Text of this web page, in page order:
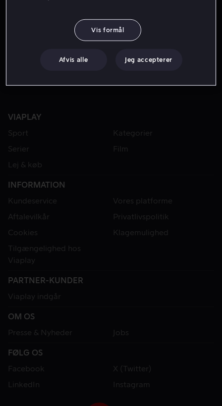
VIAPLAY
Sport
Kategorier
Serier
Film
Lej & køb
INFORMATION
Kundeservice
Vores platforme
Aftalevilkår
Privatlivspolitik
Cookies
Klagemulighed
Tilgængelighed hos
Viaplay
PARTNER-KUNDER
Viaplay indgår
OM OS
Presse & Nyheder
Jobs
FØLG OS
Facebook
X (Twitter)
LinkedIn
Instagram
Vis formål
Afvis alle Jeg accepterer